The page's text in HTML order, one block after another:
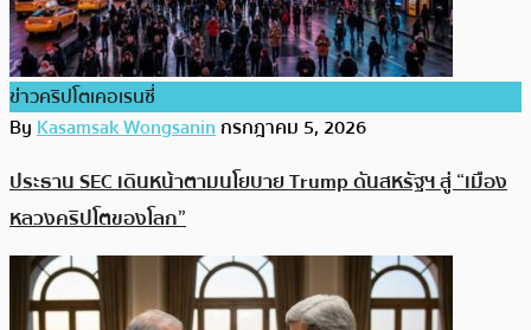
ข่าวคริปโตเคอเรนซี่
ByKasamsak Wongsaninกรกฎาคม 5, 2026
ประธาน SEC เดินหน้าตามนโยบาย Trump ดันสหรัฐฯ สู่ “เมือง
หลวงคริปโตของโลก”